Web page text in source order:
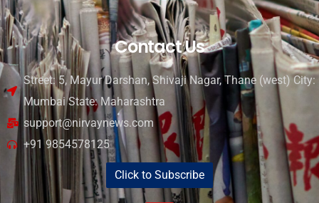
Contact Us
Street: 5, Mayur Darshan, Shivaji Nagar, Thane (west) City:
Mumbai State: Maharashtra
support@nirvaynews.com
+91 9854578125
Click to Subscribe